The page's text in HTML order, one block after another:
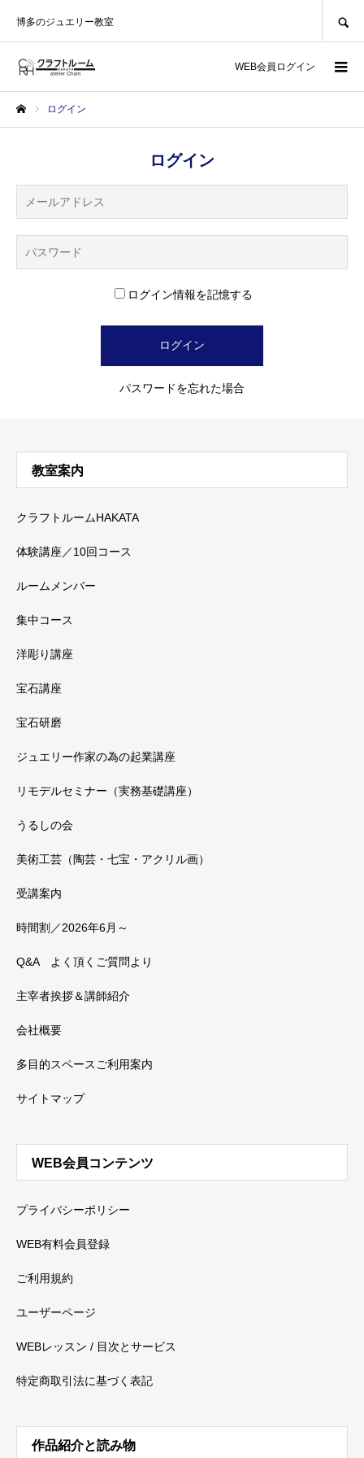
博多のジュエリー教室
WEB会員ログイン
ログイン
ログイン
ログイン情報を記憶する
パスワードを忘れた場合
教室案内
クラフトルームHAKATA
体験講座／10回コース
ルームメンバー
集中コース
洋彫り講座
宝石講座
宝石研磨
ジュエリー作家の為の起業講座
リモデルセミナー（実務基礎講座）
うるしの会
美術工芸（陶芸・七宝・アクリル画）
受講案内
時間割／2026年6月～
Q&A よく頂くご質問より
主宰者挨拶＆講師紹介
会社概要
多目的スペースご利用案内
サイトマップ
WEB会員コンテンツ
プライバシーポリシー
WEB有料会員登録
ご利用規約
ユーザーページ
WEBレッスン / 目次とサービス
特定商取引法に基づく表記
作品紹介と読み物